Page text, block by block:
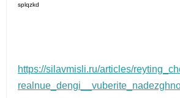
splqzkd
https://silavmisli.ru/articles/